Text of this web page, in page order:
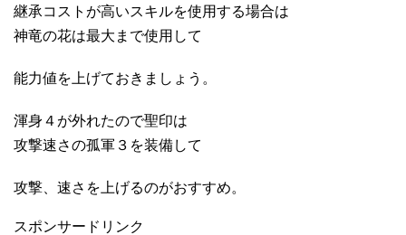
継承コストが高いスキルを使用する場合は
神竜の花は最大まで使用して
能力値を上げておきましょう。
渾身４が外れたので聖印は
攻撃速さの孤軍３を装備して
攻撃、速さを上げるのがおすすめ。
スポンサードリンク